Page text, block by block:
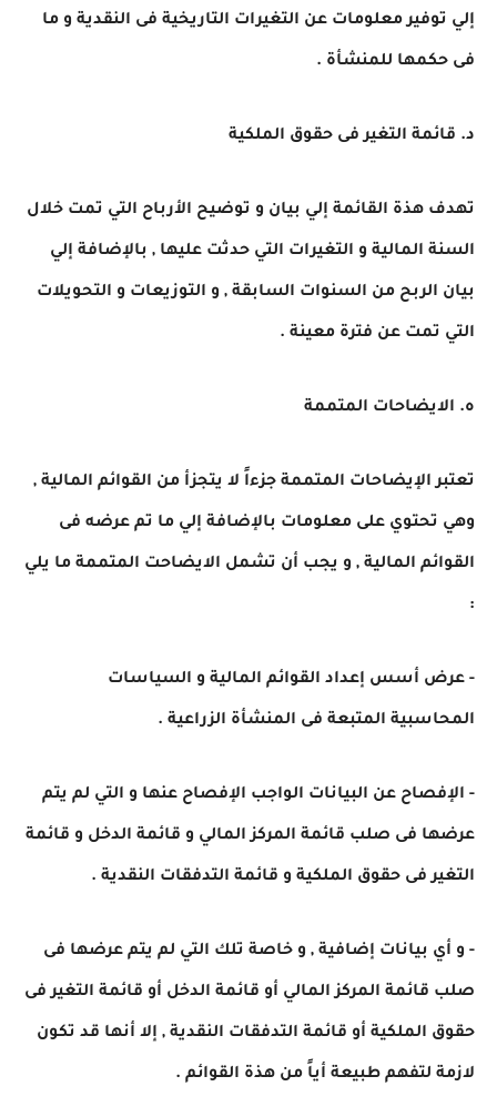
إلي توفير معلومات عن التغيرات التاريخية فى النقدية و ما
فى حكمها للمنشأة .
د. قائمة التغير فى حقوق الملكية
تهدف هذة القائمة إلي بيان و توضيح الأرباح التي تمت خلال
السنة المالية و التغيرات التي حدثت عليها , بالإضافة إلي
بيان الربح من السنوات السابقة , و التوزيعات و التحويلات
التي تمت عن فترة معينة .
ه. الايضاحات المتممة
تعتبر الإيضاحات المتممة جزءاً لا يتجزأ من القوائم المالية ,
وهي تحتوي على معلومات بالإضافة إلي ما تم عرضه فى
القوائم المالية , و يجب أن تشمل الايضاحت المتممة ما يلي
:
- عرض أسس إعداد القوائم المالية و السياسات
المحاسبية المتبعة فى المنشأة الزراعية .
- الإفصاح عن البيانات الواجب الإفصاح عنها و التي لم يتم
عرضها فى صلب قائمة المركز المالي و قائمة الدخل و قائمة
التغير فى حقوق الملكية و قائمة التدفقات النقدية .
- و أي بيانات إضافية , و خاصة تلك التي لم يتم عرضها فى
صلب قائمة المركز المالي أو قائمة الدخل أو قائمة التغير فى
حقوق الملكية أو قائمة التدفقات النقدية , إلا أنها قد تكون
لازمة لتفهم طبيعة أياً من هذة القوائم .